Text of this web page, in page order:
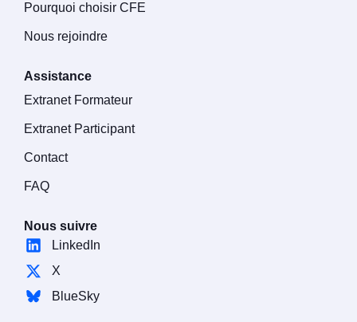
Pourquoi choisir CFE
Nous rejoindre
Assistance
Extranet Formateur
Extranet Participant
Contact
FAQ
Nous suivre
LinkedIn
X
BlueSky